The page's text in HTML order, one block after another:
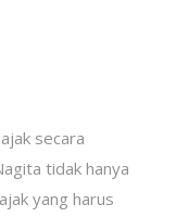
secara
tidak hanya
yang harus